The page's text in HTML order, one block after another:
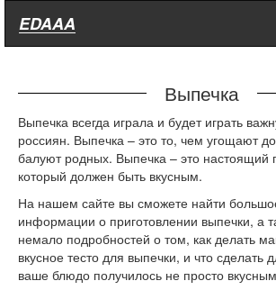
EDAAA
Выпечка
Выпечка всегда играла и будет играть
россиян. Выпечка – это то, чем угощают
балуют родных. Выпечка – это настоящий
который должен быть вкусным.
На нашем сайте вы сможете найти
информации о приготовлении выпечки, а
немало подробностей о том, как делать
вкусное тесто для выпечки, и что сделать
ваше блюдо получилось не просто